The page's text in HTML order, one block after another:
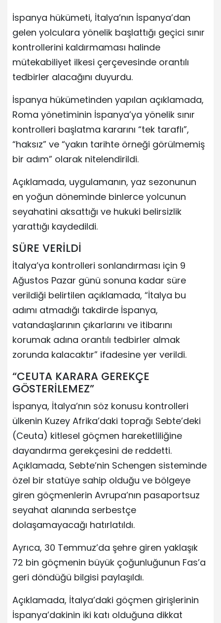
İspanya hükümeti, İtalya’nın İspanya’dan
gelen yolculara yönelik başlattığı geçici sınır
kontrollerini kaldırmaması halinde
mütekabiliyet ilkesi çerçevesinde orantılı
tedbirler alacağını duyurdu.
İspanya hükümetinden yapılan açıklamada,
Roma yönetiminin İspanya’ya yönelik sınır
kontrolleri başlatma kararını “tek taraflı”,
“haksız” ve “yakın tarihte örneği görülmemiş
bir adım” olarak nitelendirildi.
Açıklamada, uygulamanın, yaz sezonunun
en yoğun döneminde binlerce yolcunun
seyahatini aksattığı ve hukuki belirsizlik
yarattığı kaydedildi.
SÜRE VERİLDİ
İtalya’ya kontrolleri sonlandırması için 9
Ağustos Pazar günü sonuna kadar süre
verildiği belirtilen açıklamada, “İtalya bu
adımı atmadığı takdirde İspanya,
vatandaşlarının çıkarlarını ve itibarını
korumak adına orantılı tedbirler almak
zorunda kalacaktır” ifadesine yer verildi.
“CEUTA KARARA GEREKÇE
GÖSTERİLEMEZ”
İspanya, İtalya’nın söz konusu kontrolleri
ülkenin Kuzey Afrika’daki toprağı Sebte’deki
(Ceuta) kitlesel göçmen hareketliliğine
dayandırma gerekçesini de reddetti.
Açıklamada, Sebte’nin Schengen sisteminde
özel bir statüye sahip olduğu ve bölgeye
giren göçmenlerin Avrupa’nın pasaportsuz
seyahat alanında serbestçe
dolaşamayacağı hatırlatıldı.
Ayrıca, 30 Temmuz’da şehre giren yaklaşık
72 bin göçmenin büyük çoğunluğunun Fas’a
geri döndüğü bilgisi paylaşıldı.
Açıklamada, İtalya’daki göçmen girişlerinin
İspanya’dakinin iki katı olduğuna dikkat